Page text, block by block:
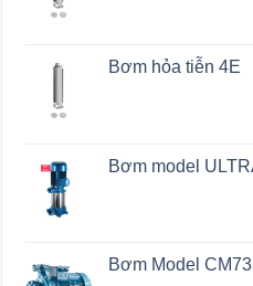
Bơm hỏa tiễn 4E
Bơm model
Bơm Model